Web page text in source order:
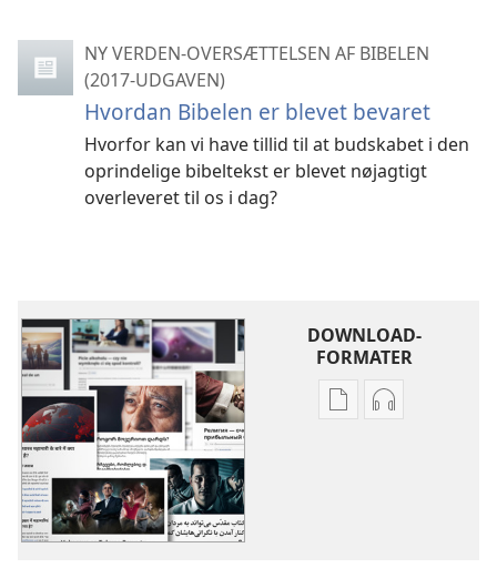
NY VERDEN-OVERSÆTTELSEN AF BIBELEN
(2017-UDGAVEN)
Hvordan Bibelen er blevet bevaret
Hvorfor kan vi have tillid til at budskabet i den
oprindelige bibeltekst er blevet nøjagtigt
overleveret til os i dag?
DOWNLOAD-
FORMATER
IndstillingerIndstillinger